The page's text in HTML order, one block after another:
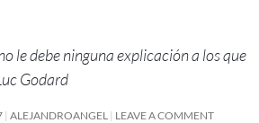
le debe ninguna explicación a los que
Godard
ALEJANDROANGEL LEAVE A COMMENT